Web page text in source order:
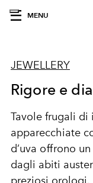
MENU
JEWELLERY
Rigore e
Tavole frugali di
apparecchiate
d’uva oﬀrono
dagli abiti